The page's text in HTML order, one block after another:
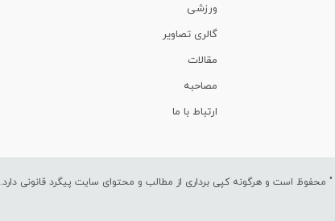
ورزشی
گالری تصاویر
مقالات
مصاحبه
ارتباط با ما
" محفوظ است و هرگونه کپی برداری از مطالب و محتوای سایت پیگرد قانونی دارد.